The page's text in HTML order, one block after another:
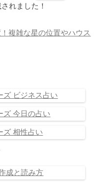
れました！
複雑な星の位置やハウス